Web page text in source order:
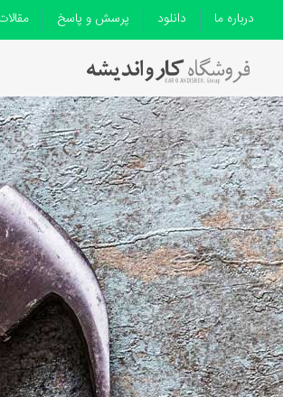
درباره ما دانلود پرسش و پاسخ